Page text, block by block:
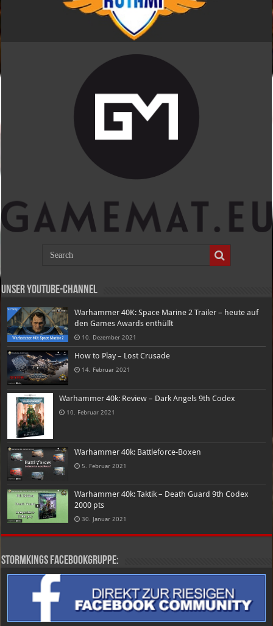
Unser Youtube-Channel
Warhammer 40K: Space Marine 2 Trailer – heute auf
den Games Awards enthüllt
10. Dezember 2021
How to Play – Lost Crusade
14. Februar 2021
Warhammer 40k: Review – Dark Angels 9th Codex
10. Februar 2021
Warhammer 40k: Battleforce-Boxen
5. Februar 2021
Warhammer 40k: Taktik – Death Guard 9th Codex
2000 pts
30. Januar 2021
Stormkings Facebookgruppe: